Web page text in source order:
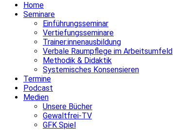
Home
Seminare
Einführungsseminar
Vertiefungsseminare
Trainer:innenausbildung
Verbale Raumpflege im Arbeitsumfeld
Methodik & Didaktik
Systemisches Konsensieren
Termine
Podcast
Medien
Unsere Bücher
Gewaltfrei-TV
GFK Spiel